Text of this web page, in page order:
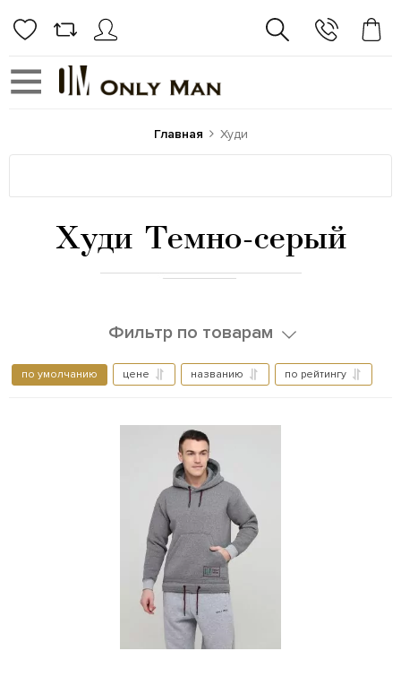
Главная Худи
Худи Темно-серый
Фильтр по товарам
по умолчанию цене названию по рейтингу